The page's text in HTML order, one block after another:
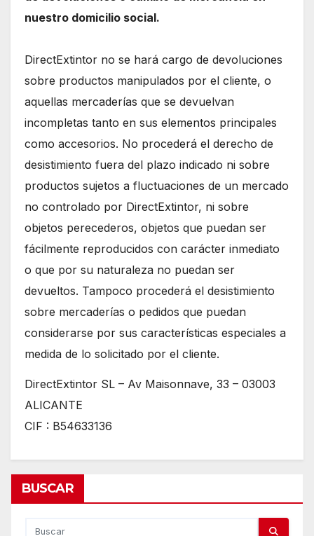
nuestro domicilio social.
DirectExtintor no se hará cargo de devoluciones
sobre productos manipulados por el cliente, o
aquellas mercaderías que se devuelvan
incompletas tanto en sus elementos principales
como accesorios. No procederá el derecho de
desistimiento fuera del plazo indicado ni sobre
productos sujetos a fluctuaciones de un mercado
no controlado por DirectExtintor, ni sobre
objetos perecederos, objetos que puedan ser
fácilmente reproducidos con carácter inmediato
o que por su naturaleza no puedan ser
devueltos. Tampoco procederá el desistimiento
sobre mercaderías o pedidos que puedan
considerarse por sus características especiales a
medida de lo solicitado por el cliente.
DirectExtintor SL – Av Maisonnave, 33 – 03003
ALICANTE
CIF : B54633136
BUSCAR